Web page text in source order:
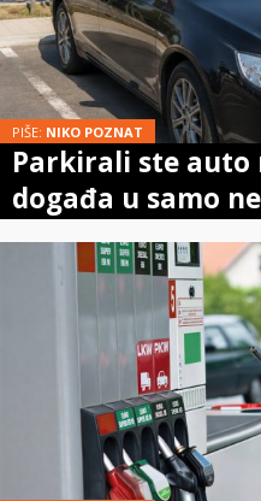
PIŠE: NIKO POZNAT
Parkirali ste auto
događa u samo